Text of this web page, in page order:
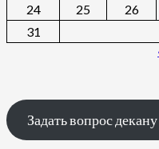
24
25 26
31
Задать вопрос декану